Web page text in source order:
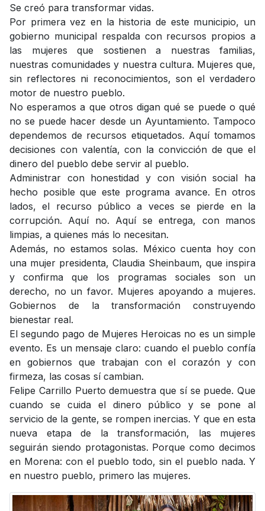
Se creó para transformar vidas.
Por primera vez en la historia de este municipio, un
gobierno municipal respalda con recursos propios a
las mujeres que sostienen a nuestras familias,
nuestras comunidades y nuestra cultura. Mujeres que,
sin reflectores ni reconocimientos, son el verdadero
motor de nuestro pueblo.
No esperamos a que otros digan qué se puede o qué
no se puede hacer desde un Ayuntamiento. Tampoco
dependemos de recursos etiquetados. Aquí tomamos
decisiones con valentía, con la convicción de que el
dinero del pueblo debe servir al pueblo.
Administrar con honestidad y con visión social ha
hecho posible que este programa avance. En otros
lados, el recurso público a veces se pierde en la
corrupción. Aquí no. Aquí se entrega, con manos
limpias, a quienes más lo necesitan.
Además, no estamos solas. México cuenta hoy con
una mujer presidenta, Claudia Sheinbaum, que inspira
y confirma que los programas sociales son un
derecho, no un favor. Mujeres apoyando a mujeres.
Gobiernos de la transformación construyendo
bienestar real.
El segundo pago de Mujeres Heroicas no es un simple
evento. Es un mensaje claro: cuando el pueblo confía
en gobiernos que trabajan con el corazón y con
firmeza, las cosas sí cambian.
Felipe Carrillo Puerto demuestra que sí se puede. Que
cuando se cuida el dinero público y se pone al
servicio de la gente, se rompen inercias. Y que en esta
nueva etapa de la transformación, las mujeres
seguirán siendo protagonistas. Porque como decimos
en Morena: con el pueblo todo, sin el pueblo nada. Y
en nuestro pueblo, primero las mujeres.